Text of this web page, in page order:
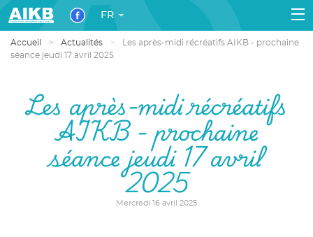
FR
Accueil Actualités
Les après-midi récréatifs AIKB - prochaine
séance jeudi 17 avril 2025
Les après-midi récréatifs
AIKB - prochaine
séance jeudi 17 avril
2025
Mercredi 16 avril 2025